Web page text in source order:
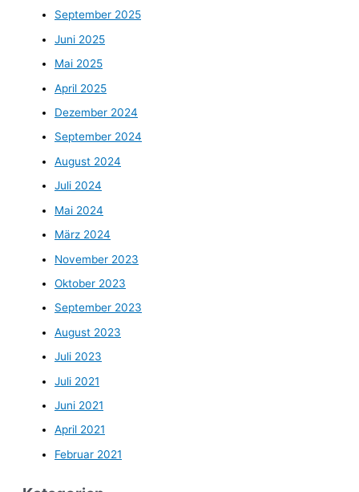
September 2025
Juni 2025
Mai 2025
April 2025
Dezember 2024
September 2024
August 2024
Juli 2024
Mai 2024
März 2024
November 2023
Oktober 2023
September 2023
August 2023
Juli 2023
Juli 2021
Juni 2021
April 2021
Februar 2021